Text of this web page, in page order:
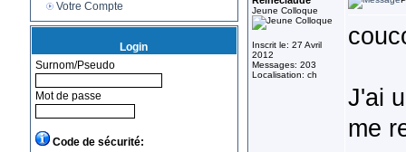
Votre Compte
Login
Surnom/Pseudo
Mot de passe
Code de sécurité:
Jeune Colloque
Inscrit le: 27 Avril
2012
Messages: 203
Localisation: ch
J'ai
me